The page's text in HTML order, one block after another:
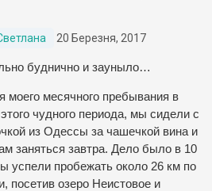
20 Березня, 2017
буднично и зауныло…
моего месячного пребывания в
чудного периода, мы сидели с
из Одессы за чашечкой вина и
заняться завтра. Дело было в 10
успели пробежать около 26 км по
посетив озеро Неистовое и